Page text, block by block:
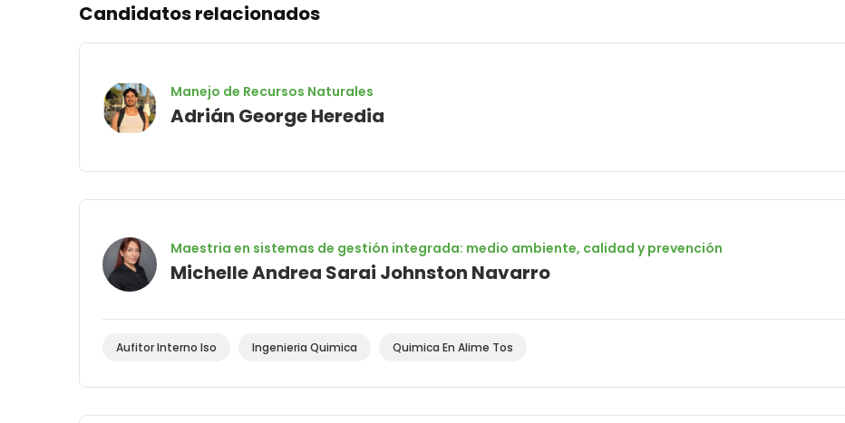
Candidatos relacionados
Manejo de Recursos Naturales
Adrián George Heredia
Maestria en sistemas de gestión integrada: medio ambiente, calidad y prevención
Michelle Andrea Sarai Johnston Navarro
Aufitor Interno Iso Ingenieria Quimica Quimica En Alime Tos